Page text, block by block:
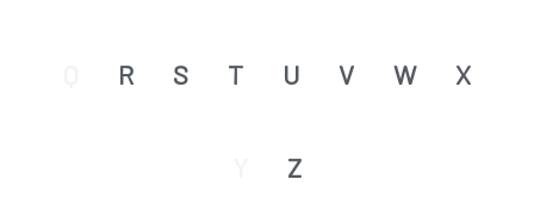
R S T U V W X
Z